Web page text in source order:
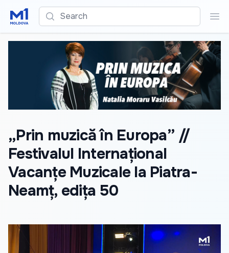
Search
„Prin muzică în Europa” //
Festivalul Internațional
Vacanțe Muzicale la Piatra-
Neamț, edița 50